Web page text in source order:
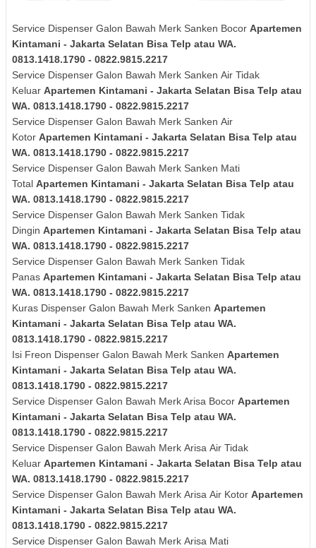
Service Dispenser Galon Bawah Merk Sanken Bocor Apartemen
Kintamani - Jakarta Selatan Bisa Telp atau WA.
0813.1418.1790 - 0822.9815.2217
Service Dispenser Galon Bawah Merk Sanken Air Tidak
Keluar Apartemen Kintamani - Jakarta Selatan Bisa Telp atau
WA. 0813.1418.1790 - 0822.9815.2217
Service Dispenser Galon Bawah Merk Sanken Air
Kotor Apartemen Kintamani - Jakarta Selatan Bisa Telp atau
WA. 0813.1418.1790 - 0822.9815.2217
Service Dispenser Galon Bawah Merk Sanken Mati
Total Apartemen Kintamani - Jakarta Selatan Bisa Telp atau
WA. 0813.1418.1790 - 0822.9815.2217
Service Dispenser Galon Bawah Merk Sanken Tidak
Dingin Apartemen Kintamani - Jakarta Selatan Bisa Telp atau
WA. 0813.1418.1790 - 0822.9815.2217
Service Dispenser Galon Bawah Merk Sanken Tidak
Panas Apartemen Kintamani - Jakarta Selatan Bisa Telp atau
WA. 0813.1418.1790 - 0822.9815.2217
Kuras Dispenser Galon Bawah Merk Sanken Apartemen
Kintamani - Jakarta Selatan Bisa Telp atau WA.
0813.1418.1790 - 0822.9815.2217
Isi Freon Dispenser Galon Bawah Merk Sanken Apartemen
Kintamani - Jakarta Selatan Bisa Telp atau WA.
0813.1418.1790 - 0822.9815.2217
Service Dispenser Galon Bawah Merk Arisa Bocor Apartemen
Kintamani - Jakarta Selatan Bisa Telp atau WA.
0813.1418.1790 - 0822.9815.2217
Service Dispenser Galon Bawah Merk Arisa Air Tidak
Keluar Apartemen Kintamani - Jakarta Selatan Bisa Telp atau
WA. 0813.1418.1790 - 0822.9815.2217
Service Dispenser Galon Bawah Merk Arisa Air Kotor Apartemen
Kintamani - Jakarta Selatan Bisa Telp atau WA.
0813.1418.1790 - 0822.9815.2217
Service Dispenser Galon Bawah Merk Arisa Mati